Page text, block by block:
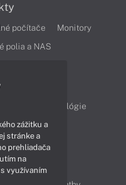
počítače
Monitory
polia a NAS
Technológie
zážitku a
stránke a
prehliadača
na
využívaním